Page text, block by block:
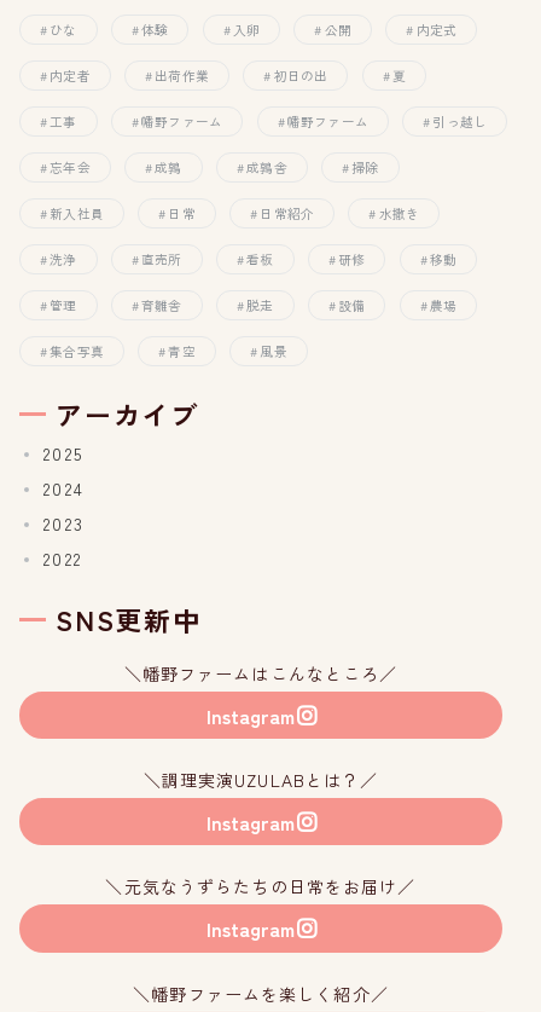
ひな 体験 入卵 公開 内定式
内定者 出荷作業 初日の出 夏
工事 幡野ファーム 幡野ファーム 引っ越し
忘年会 成鶉 成鶉舎 掃除
新入社員 日常 日常紹介 水撒き
洗浄 直売所 看板 研修 移動
管理 育雛舎 脱走 設備 農場
集合写真 青空 風景
アーカイブ
2025
2024
2023
2022
SNS更新中
＼幡野ファームはこんなところ／
Instagram
＼調理実演UZULABとは？／
Instagram
＼元気なうずらたちの日常をお届け／
Instagram
＼幡野ファームを楽しく紹介／